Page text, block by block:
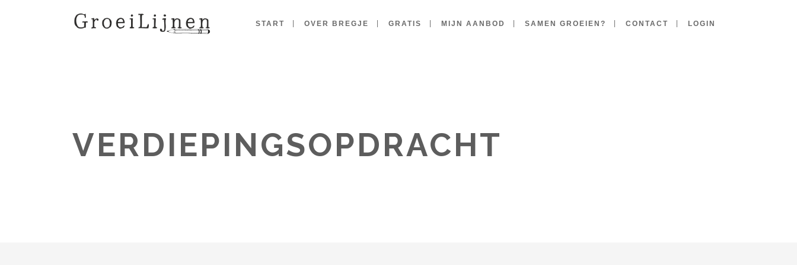
START OVER BREGJE GRATIS MIJN AANBOD SAMEN GROEIEN? CONTACT LOGIN
VERDIEPINGSOPDRACHT